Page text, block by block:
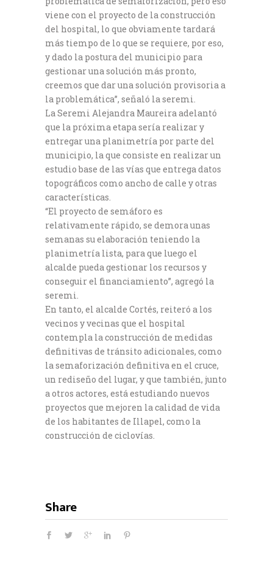
viene con el proyecto de la construcción
del hospital, lo que obviamente tardará
más tiempo de lo que se requiere, por eso,
y dado la postura del municipio para
gestionar una solución más pronto,
creemos que dar una solución provisoria a
la problemática”, señaló la seremi.
La Seremi Alejandra Maureira adelantó
que la próxima etapa sería realizar y
entregar una planimetría por parte del
municipio, la que consiste en realizar un
estudio base de las vías que entrega datos
topográficos como ancho de calle y otras
características.
“El proyecto de semáforo es
relativamente rápido, se demora unas
semanas su elaboración teniendo la
planimetría lista, para que luego el
alcalde pueda gestionar los recursos y
conseguir el financiamiento”, agregó la
seremi.
En tanto, el alcalde Cortés, reiteró a los
vecinos y vecinas que el hospital
contempla la construcción de medidas
definitivas de tránsito adicionales, como
la semaforización definitiva en el cruce,
un rediseño del lugar, y que también, junto
a otros actores, está estudiando nuevos
proyectos que mejoren la calidad de vida
de los habitantes de Illapel, como la
construcción de ciclovías.
Share